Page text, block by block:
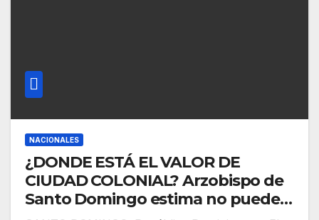
NACIONALES
¿DONDE ESTÁ EL VALOR DE
CIUDAD COLONIAL? Arzobispo de
Santo Domingo estima no puede